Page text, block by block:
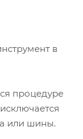
в
процедуре
или шины.